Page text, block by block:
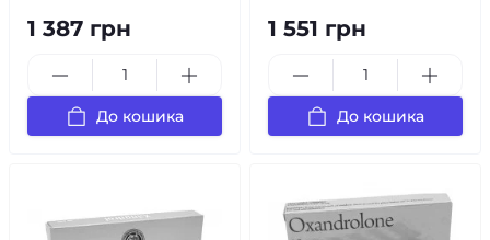
1 387 грн
До кошика
1 551 грн
До кошика